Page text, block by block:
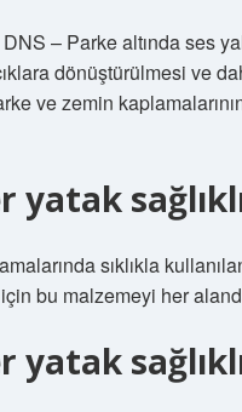
– Parke altında ses
dönüştürülmesi ve
ve zemin
yatak
sıklıkla
bu malzemeyi her
yatak